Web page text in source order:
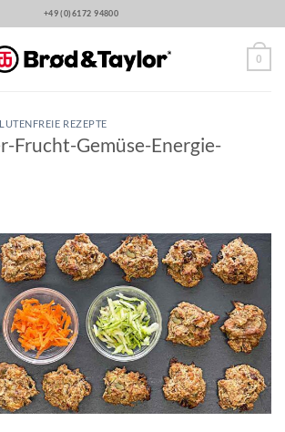
+49 (0)6172 94800
0
REZEPTE
Frucht-Gemüse-Energie-